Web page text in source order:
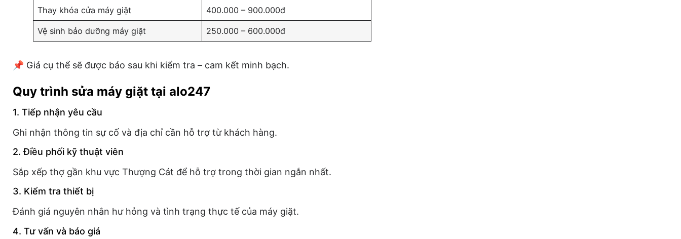
Thay khóa cửa máy giặt 400.000 – 900.000đ
Vệ sinh bảo dưỡng máy giặt 250.000 – 600.000đ
📌 Giá cụ thể sẽ được báo sau khi kiểm tra – cam kết minh bạch.
Quy trình sửa máy giặt tại alo247
1. Tiếp nhận yêu cầu
Ghi nhận thông tin sự cố và địa chỉ cần hỗ trợ từ khách hàng.
2. Điều phối kỹ thuật viên
Sắp xếp thợ gần khu vực Thượng Cát để hỗ trợ trong thời gian ngắn nhất.
3. Kiểm tra thiết bị
Đánh giá nguyên nhân hư hỏng và tình trạng thực tế của máy giặt.
4. Tư vấn và báo giá